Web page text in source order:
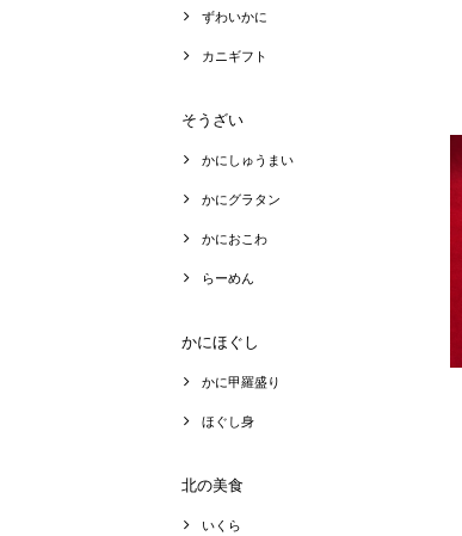
ずわいかに
カニギフト
そうざい
かにしゅうまい
かにグラタン
かにおこわ
らーめん
かにほぐし
かに甲羅盛り
ほぐし身
北の美食
いくら